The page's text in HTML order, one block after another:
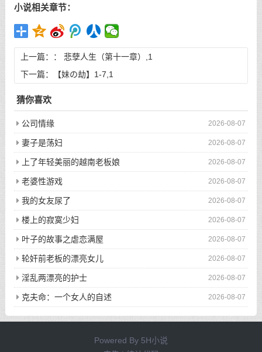
小说相关章节：
上一篇：： 悲孽人生（第十一章）,1
下一篇：
【妹の劫】1-7,1
猜你喜欢
2026-08-07
公司情缘
2026-08-07
妻子是荡妇
2026-08-07
上了年轻美丽的越南老板娘
2026-08-07
老婆性游戏
2026-08-07
我的女友尿了
2026-08-07
楼上的寂寞少妇
2026-08-07
叶子的故事之虐恋满屋
2026-08-07
轮奸前老板的漂亮女儿
2026-08-07
淫乱两漂亮的护士
2026-08-07
克夫命：一个女人的自述
Powered By 5H小说